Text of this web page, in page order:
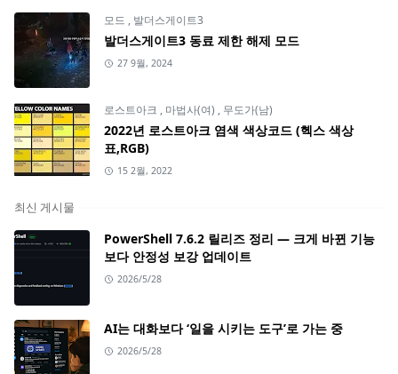
모드 , 발더스게이트3
발더스게이트3 동료 제한 해제 모드
27 9월, 2024
로스트아크 , 마법사(여) , 무도가(남)
2022년 로스트아크 염색 색상코드 (헥스 색상
표,RGB)
15 2월, 2022
최신 게시물
PowerShell 7.6.2 릴리즈 정리 — 크게 바뀐 기능
보다 안정성 보강 업데이트
2026/5/28
AI는 대화보다 ‘일을 시키는 도구’로 가는 중
2026/5/28